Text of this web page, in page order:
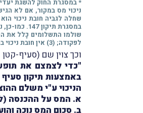
לפקודה; (3) אין חובת ניכוי במקור בְּשל התשלום.
וכך צוין שם (סעיף-קטן 1.1 לחוזר):
"כדי לצמצם את
הניכוי ע"י משלם
א. המס על ההכנסה
ב. סכום המס נוכה והועבר